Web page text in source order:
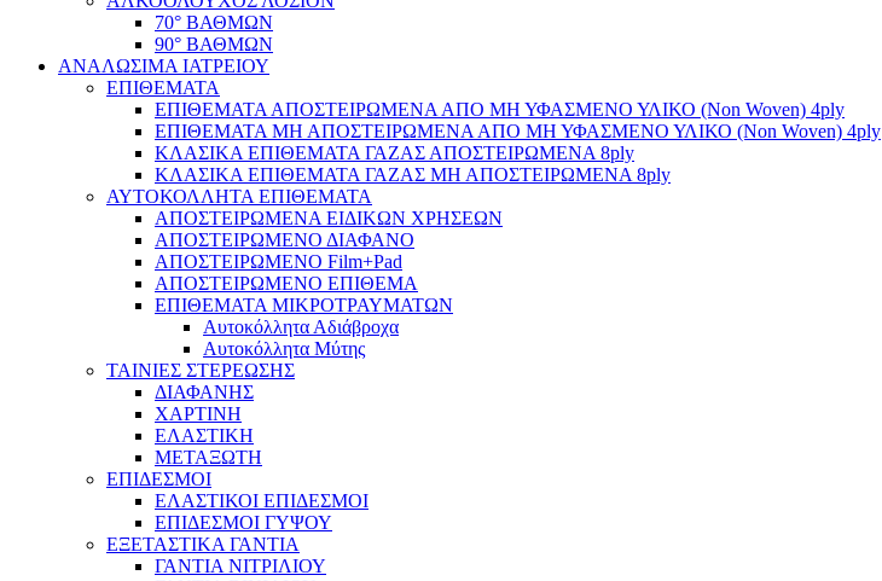
70° ΒΑΘΜΩΝ
90° ΒΑΘΜΩΝ
ΑΝΑΛΩΣΙΜΑ ΙΑΤΡΕΙΟΥ
ΕΠΙΘΕΜΑΤΑ
ΕΠΙΘΕΜΑΤΑ ΑΠΟΣΤΕΙΡΩΜΕΝΑ ΑΠΟ ΜΗ ΥΦΑΣΜΕΝΟ ΥΛΙΚΟ (Non Woven) 4ply
ΕΠΙΘΕΜΑΤΑ ΜΗ ΑΠΟΣΤΕΙΡΩΜΕΝΑ ΑΠΟ ΜΗ ΥΦΑΣΜΕΝΟ ΥΛΙΚΟ (Non Woven) 4ply
ΚΛΑΣΙΚΑ ΕΠΙΘΕΜΑΤΑ ΓΑΖΑΣ ΑΠΟΣΤΕΙΡΩΜΕΝΑ 8ply
ΚΛΑΣΙΚΑ ΕΠΙΘΕΜΑΤΑ ΓΑΖΑΣ ΜΗ ΑΠΟΣΤΕΙΡΩΜΕΝΑ 8ply
ΑΥΤΟΚΟΛΛΗΤΑ ΕΠΙΘΕΜΑΤΑ
ΑΠΟΣΤΕΙΡΩΜΕΝΑ ΕΙΔΙΚΩΝ ΧΡΗΣΕΩΝ
ΑΠΟΣΤΕΙΡΩΜΕΝΟ ΔΙΑΦΑΝΟ
ΑΠΟΣΤΕΙΡΩΜΕΝΟ Film+Pad
ΑΠΟΣΤΕΙΡΩΜΕΝΟ ΕΠΙΘΕΜΑ
ΕΠΙΘΕΜΑΤΑ ΜΙΚΡΟΤΡΑΥΜΑΤΩΝ
Αυτοκόλλητα Αδιάβροχα
Αυτοκόλλητα Μύτης
ΤΑΙΝΙΕΣ ΣΤΕΡΕΩΣΗΣ
ΔΙΑΦΑΝΗΣ
ΧΑΡΤΙΝΗ
ΕΛΑΣΤΙΚΗ
ΜΕΤΑΞΩΤΗ
ΕΠΙΔΕΣΜΟΙ
ΕΛΑΣΤΙΚΟΙ ΕΠΙΔΕΣΜΟΙ
ΕΠΙΔΕΣΜΟΙ ΓΥΨΟΥ
ΕΞΕΤΑΣΤΙΚΑ ΓΑΝΤΙΑ
ΓΑΝΤΙΑ ΝΙΤΡΙΛΙΟΥ